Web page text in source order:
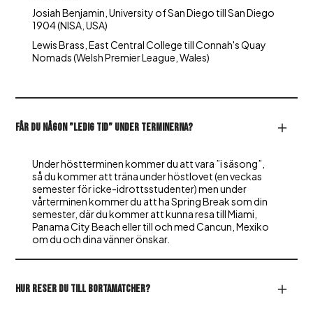
Josiah Benjamin, University of San Diego till San Diego
1904 (NISA, USA)
Lewis Brass, East Central College till Connah's Quay
Nomads (Welsh Premier League, Wales)
Får du någon ”ledig tid” under terminerna?
Under höstterminen kommer du att vara ”i säsong”,
så du kommer att träna under höstlovet (en veckas
semester för icke-idrottsstudenter) men under
vårterminen kommer du att ha Spring Break som din
semester, där du kommer att kunna resa till Miami,
Panama City Beach eller till och med Cancun, Mexiko
om du och dina vänner önskar.
Hur reser du till bortamatcher?